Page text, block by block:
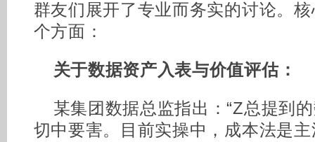
群友们展开了专业而务实的讨论。
个方面：
关于数据资产入表与价值评估：
某集团数据总监指出：“Z总提到
切中要害。目前实操中，成本法是